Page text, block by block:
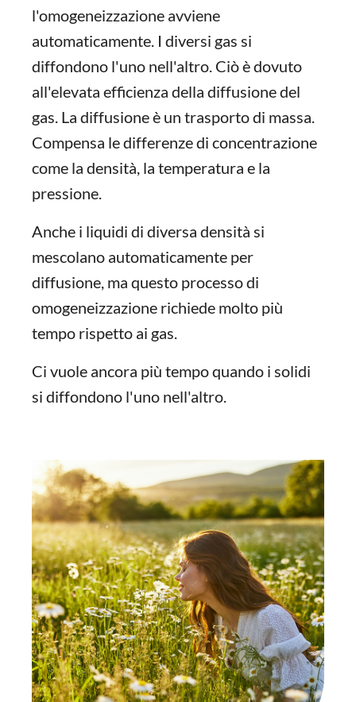
l'omogeneizzazione avviene
automaticamente. I diversi gas si
diffondono l'uno nell'altro. Ciò è dovuto
all'elevata efficienza della diffusione del
gas. La diffusione è un trasporto di massa.
Compensa le differenze di concentrazione
come la densità, la temperatura e la
pressione.
Anche i liquidi di diversa densità si
mescolano automaticamente per
diffusione, ma questo processo di
omogeneizzazione richiede molto più
tempo rispetto ai gas.
Ci vuole ancora più tempo quando i solidi
si diffondono l'uno nell'altro.